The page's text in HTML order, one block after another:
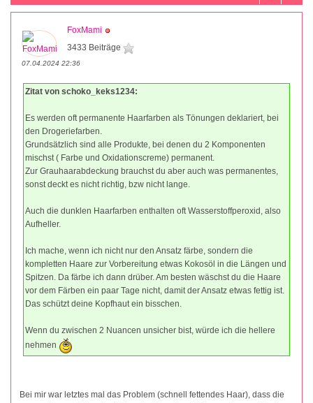
FoxMami
3433 Beiträge
07.04.2024 22:36
Zitat von schoko_keks1234:
Es werden oft permanente Haarfarben als Tönungen deklariert, bei
den Drogeriefarben.
Grundsätzlich sind alle Produkte, bei denen du 2 Komponenten
mischst ( Farbe und Oxidationscreme) permanent.
Zur Grauhaarabdeckung brauchst du aber auch was permanentes,
sonst deckt es nicht richtig, bzw nicht lange.
Auch die dunklen Haarfarben enthalten oft Wasserstoffperoxid, also
Aufheller.
Ich mache, wenn ich nicht nur den Ansatz färbe, sondern die
kompletten Haare zur Vorbereitung etwas Kokosöl in die Längen und
Spitzen. Da färbe ich dann drüber. Am besten wäschst du die Haare
vor dem Färben ein paar Tage nicht, damit der Ansatz etwas fettig ist.
Das schützt deine Kopfhaut ein bisschen.
Wenn du zwischen 2 Nuancen unsicher bist, würde ich die hellere
nehmen
Bei mir war letztes mal das Problem (schnell fettendes Haar), dass die